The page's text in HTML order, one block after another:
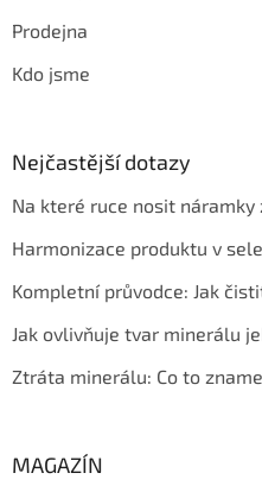
Prodejna
Kdo jsme
Nejčastější dotazy
Na které ruce nosit náramky
Harmonizace produktu v
Kompletní průvodce: Jak
Jak ovlivňuje tvar minerálu
Ztráta minerálu: Co to
MAGAZÍN